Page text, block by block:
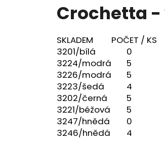
Crochetta
SKLADEM
POČET / KS
3201/bílá
0
3224/modrá
5
3226/modrá
5
3223/šedá
4
3202/černá
5
3221/béžová
5
3247/hnědá
0
3246/hnědá
4
HLEDAT